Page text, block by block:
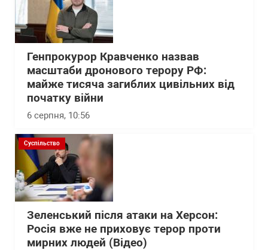
Генпрокурор Кравченко назвав
масштаби дронового терору РФ:
майже тисяча загиблих цивільних від
початку війни
6 серпня, 10:56
Суспільство
Зеленський після атаки на Херсон:
Росія вже не приховує терор проти
мирних людей (Відео)